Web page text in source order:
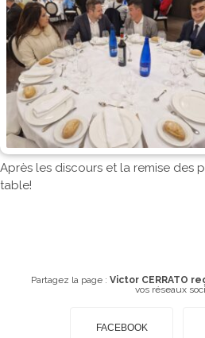
Après les discours et la remise des
table!
Partagez la page : Victor CERRATO
vos réseaux
FACEBOOK